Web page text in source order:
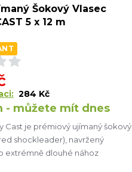
Šokový Vlasec
5 x 12 m
284 Kč
- můžete mít dnes
Cast je prémiový ujímaný šokový
shockleader), navržený
extrémně dlouhé nához